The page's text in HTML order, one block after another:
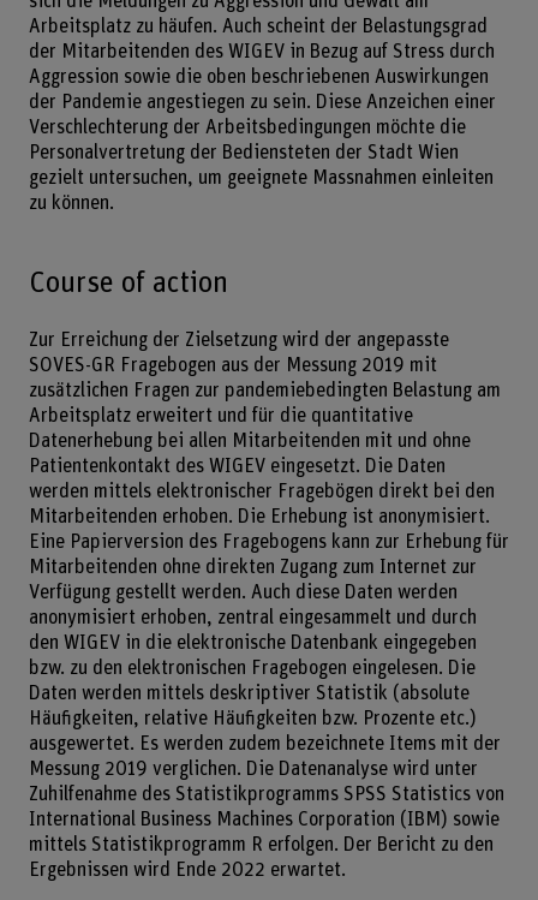
Arbeitsplatz zu häufen. Auch scheint der Belastungsgrad
der Mitarbeitenden des WIGEV in Bezug auf Stress durch
Aggression sowie die oben beschriebenen Auswirkungen
der Pandemie angestiegen zu sein. Diese Anzeichen einer
Verschlechterung der Arbeitsbedingungen möchte die
Personalvertretung der Bediensteten der Stadt Wien
gezielt untersuchen, um geeignete Massnahmen einleiten
zu können.
Course of action
Zur Erreichung der Zielsetzung wird der angepasste
SOVES-GR Fragebogen aus der Messung 2019 mit
zusätzlichen Fragen zur pandemiebedingten Belastung am
Arbeitsplatz erweitert und für die quantitative
Datenerhebung bei allen Mitarbeitenden mit und ohne
Patientenkontakt des WIGEV eingesetzt. Die Daten
werden mittels elektronischer Fragebögen direkt bei den
Mitarbeitenden erhoben. Die Erhebung ist anonymisiert.
Eine Papierversion des Fragebogens kann zur Erhebung für
Mitarbeitenden ohne direkten Zugang zum Internet zur
Verfügung gestellt werden. Auch diese Daten werden
anonymisiert erhoben, zentral eingesammelt und durch
den WIGEV in die elektronische Datenbank eingegeben
bzw. zu den elektronischen Fragebogen eingelesen. Die
Daten werden mittels deskriptiver Statistik (absolute
Häufigkeiten, relative Häufigkeiten bzw. Prozente etc.)
ausgewertet. Es werden zudem bezeichnete Items mit der
Messung 2019 verglichen. Die Datenanalyse wird unter
Zuhilfenahme des Statistikprogramms SPSS Statistics von
International Business Machines Corporation (IBM) sowie
mittels Statistikprogramm R erfolgen. Der Bericht zu den
Ergebnissen wird Ende 2022 erwartet.